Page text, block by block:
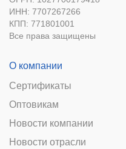
ИНН: 7707267266
КПП: 771801001
Все права защищены
О компании
Сертификаты
Оптовикам
Новости компании
Новости отрасли